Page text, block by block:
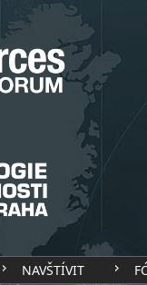
NAVŠTÍVIT